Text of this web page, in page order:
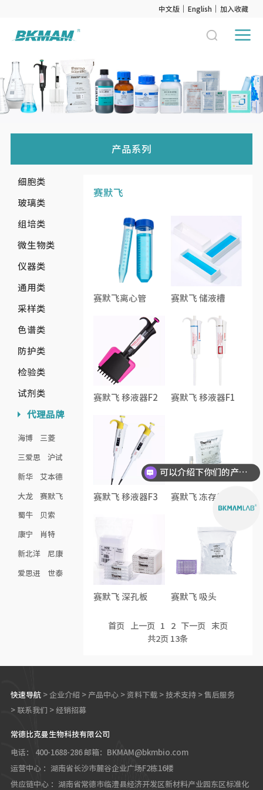
中文版 English 加入收藏
产品系列
细胞类
玻璃类
组培类
微生物类
仪器类
通用类
采样类
色谱类
防护类
检验类
试剂类
代理品牌
海博 三菱
三爱思 沪试
新华 艾本德
大龙 赛默飞
蜀牛 贝索
康宁 肖特
新北洋 尼康
爱思进 世泰
赛默飞
赛默飞离心管 赛默飞 储液槽
赛默飞 移液器F2 赛默飞 移液器F1
赛默飞 移液器F3 赛默飞 冻存管
赛默飞 深孔板 赛默飞 吸头
首页 上一页 1 2 下一页
末页
共2页 13条
快速导航 > 企业介绍 > 产品中心 > 资料下载 > 技术支持 > 售后服务
> 联系我们 > 经销招募
常德比克曼生物科技有限公司
电话： 400-1688-286邮箱：BKMAM@bkmbio.com
运营中心 ：湖南省长沙市麓谷企业广场F2栋16楼
供应链中心 ：湖南省常德市临澧县经济开发区新材料产业园东区标准化
可以介绍下你们的产品么？